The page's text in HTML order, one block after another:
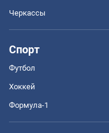
Черкассы
Спорт
Футбол
Хоккей
Формула-1